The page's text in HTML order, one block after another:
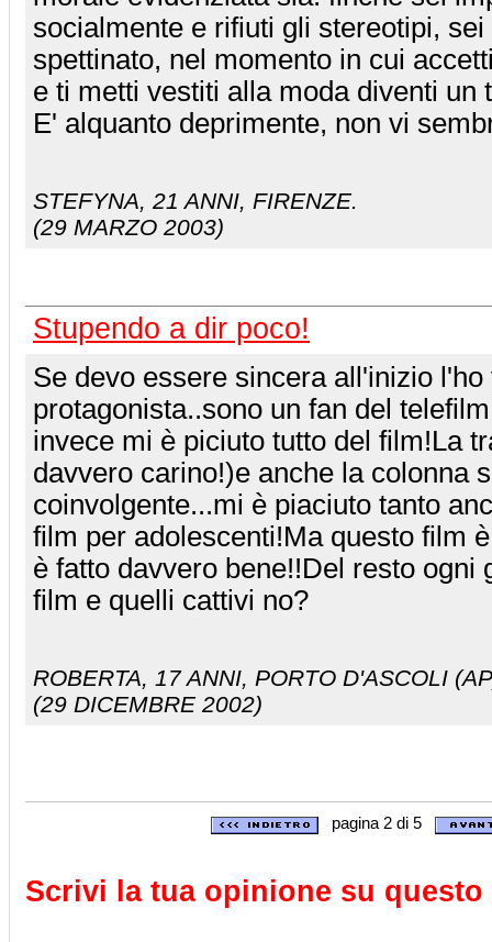
socialmente e rifiuti gli stereotipi, sei
spettinato, nel momento in cui
e ti metti vestiti alla moda diventi un
E' alquanto deprimente, non vi
STEFYNA, 21 ANNI, FIRENZE.
(29 MARZO 2003)
Stupendo a dir poco!
Se devo essere sincera all'inizio
protagonista..sono un fan del
invece mi è piciuto tutto del film!La
davvero carino!)e anche la colonna
coinvolgente...mi è piaciuto tanto
film per adolescenti!Ma questo film
è fatto davvero bene!!Del resto ogni
film e quelli cattivi no?
ROBERTA, 17 ANNI, PORTO D'ASCOLI
(29 DICEMBRE 2002)
pagina 2 di 5
Scrivi la tua opinione su